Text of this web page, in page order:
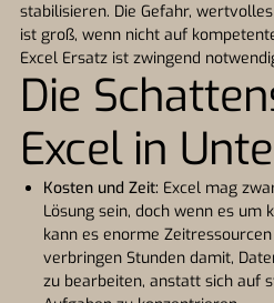
stabilisieren. Die Gefahr,
ist groß, wenn nicht auf
Excel Ersatz ist zwingend
Die
Excel in
Kosten und Zeit: Excel mag
Lösung sein, doch wenn es um
kann es enorme
verbringen Stunden damit,
zu bearbeiten, anstatt sich auf